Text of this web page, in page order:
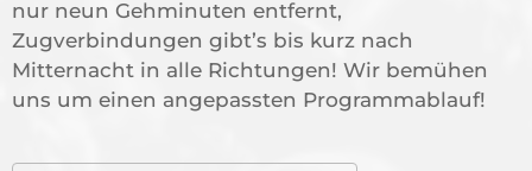
nur neun Gehminuten entfernt,
Zugverbindungen gibt’s bis kurz nach
Mitternacht in alle Richtungen! Wir bemühen
uns um einen angepassten Programmablauf!